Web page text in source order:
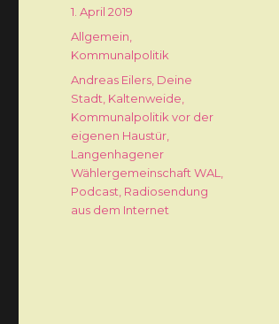
Veröffentlicht
am
1. April 2019
Kategorien
Allgemein
Kommunalpolitik
Schlagwörter
Andreas Eilers Deine
Stadt Kaltenweide
Kommunalpolitik vor der
eigenen Haustür
Langenhagener
Wählergemeinschaft WAL
Podcast Radiosendung
aus dem Internet